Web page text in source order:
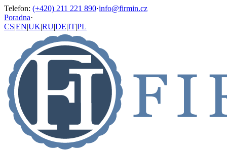
Telefon: (+420) 211 221 890·info@firmin.cz
Poradna·
CS|EN|UK|RU|DE|IT|PL